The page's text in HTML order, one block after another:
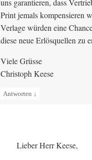
uns garantieren, dass
Print jemals kompensieren
Verlage würden eine
diese neue Erlösquellen zu
Viele Grüsse
Christoph Keese
Antworten ↓
Lieber Herr Keese,